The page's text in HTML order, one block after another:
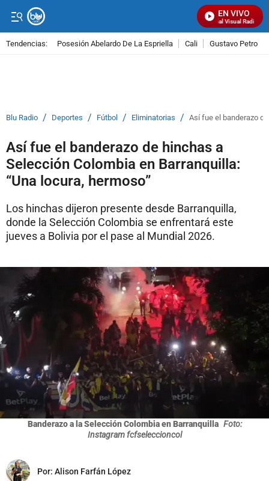
EN VIVO
Señal Visual Radio
Tendencias: Posesión Abelardo De La Espriella Cali Gustavo Petro
Blu Radio / Deportes / Fútbol / Eliminatorias / Así fue el banderazo
Así fue el banderazo de hinchas a
Selección Colombia en Barranquilla:
“Una locura, hermoso”
Los hinchas dijeron presente desde Barranquilla,
donde la Selección Colombia se enfrentará este
jueves a Bolivia por el pase al Mundial 2026.
Banderazo a la Selección Colombia en Barranquilla Foto:
Instagram fcfseleccioncol
Por: Alison Farfán López